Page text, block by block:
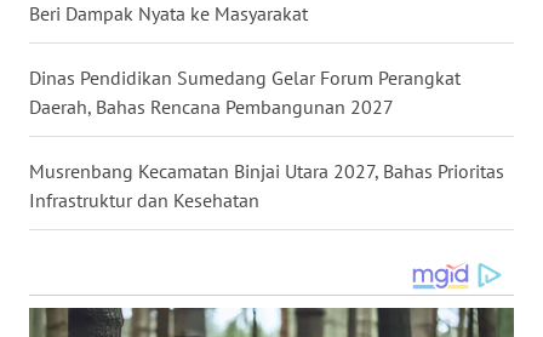
Beri Dampak Nyata ke Masyarakat
Dinas Pendidikan Sumedang Gelar Forum Perangkat
Daerah, Bahas Rencana Pembangunan 2027
Musrenbang Kecamatan Binjai Utara 2027, Bahas Prioritas
Infrastruktur dan Kesehatan
WN
WN
DANAU
WN